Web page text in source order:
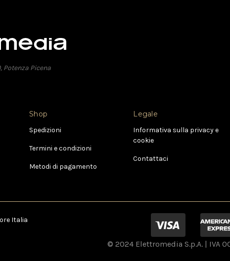
Potenza Picena
Shop
Spedizioni
Termini e condizioni
Metodi di pagamento
Legale
Informativa sulla privacy e
cookie
Contattaci
Italia
© 2024 Elettromedia S.p.A. | IVA